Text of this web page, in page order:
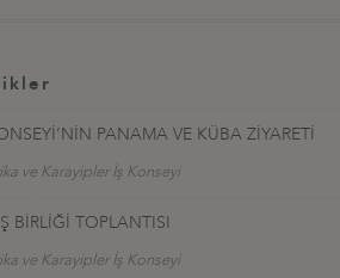
PANAMA VE KÜBA ZİYARETİ
ve Karayipler İş Konseyi
BİRLİĞİ TOPLANTISI
ve Karayipler İş Konseyi